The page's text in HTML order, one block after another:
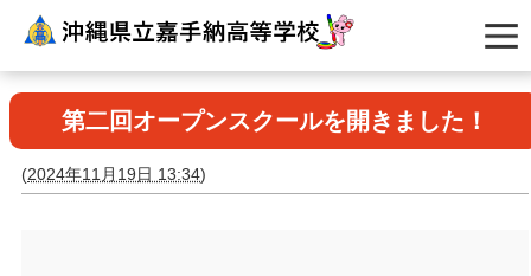
第二回オープンスクールを開きました！
(2024年11月19日 13:34)